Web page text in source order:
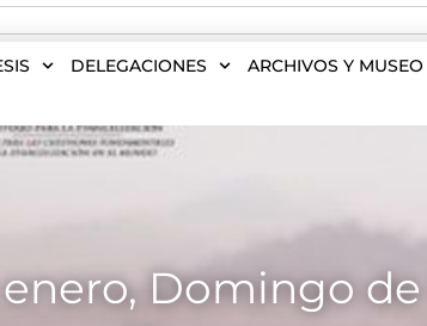
DELEGACIONES ARCHIVOS Y
Domingo